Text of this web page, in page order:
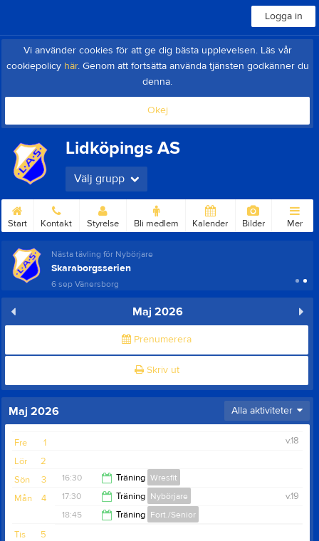
Logga in
Vi använder cookies för att ge dig bästa upplevelsen. Läs vår
cookiepolicy här. Genom att fortsätta använda tjänsten godkänner du
denna.
Okej
Lidköpings AS
Välj grupp
Start Kontakt Styrelse Bli medlem Kalender Bilder Mer
Nästa tävling för Nybörjare
Skaraborgsserien
6 sepVänersborg
Maj 2026
Prenumerera
Skriv ut
Maj 2026 Alla aktiviteter
1
Fre
v.18
2
Lör
3
Sön 16:30 Träning Wresfit
17:30
4
Mån v.19
17:30 Träning Nybörjare
18:45 Träning Fort./Senior
5
Tis